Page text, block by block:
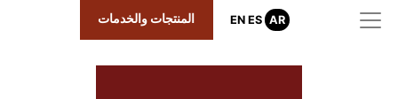
EN ES AR المنتجات والخدمات